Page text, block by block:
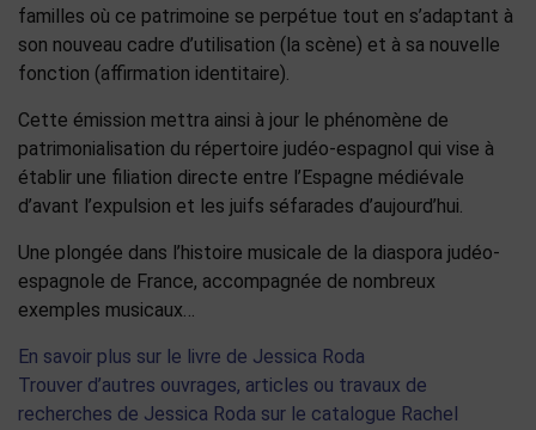
familles où ce patrimoine se perpétue tout en s’adaptant à
son nouveau cadre d’utilisation (la scène) et à sa nouvelle
fonction (affirmation identitaire).
Cette émission mettra ainsi à jour le phénomène de
patrimonialisation du répertoire judéo-espagnol qui vise à
établir une filiation directe entre l’Espagne médiévale
d’avant l’expulsion et les juifs séfarades d’aujourd’hui.
Une plongée dans l’histoire musicale de la diaspora judéo-
espagnole de France, accompagnée de nombreux
exemples musicaux…
En savoir plus sur le livre de Jessica Roda
Trouver d’autres ouvrages, articles ou travaux de
recherches de Jessica Roda sur le catalogue Rachel